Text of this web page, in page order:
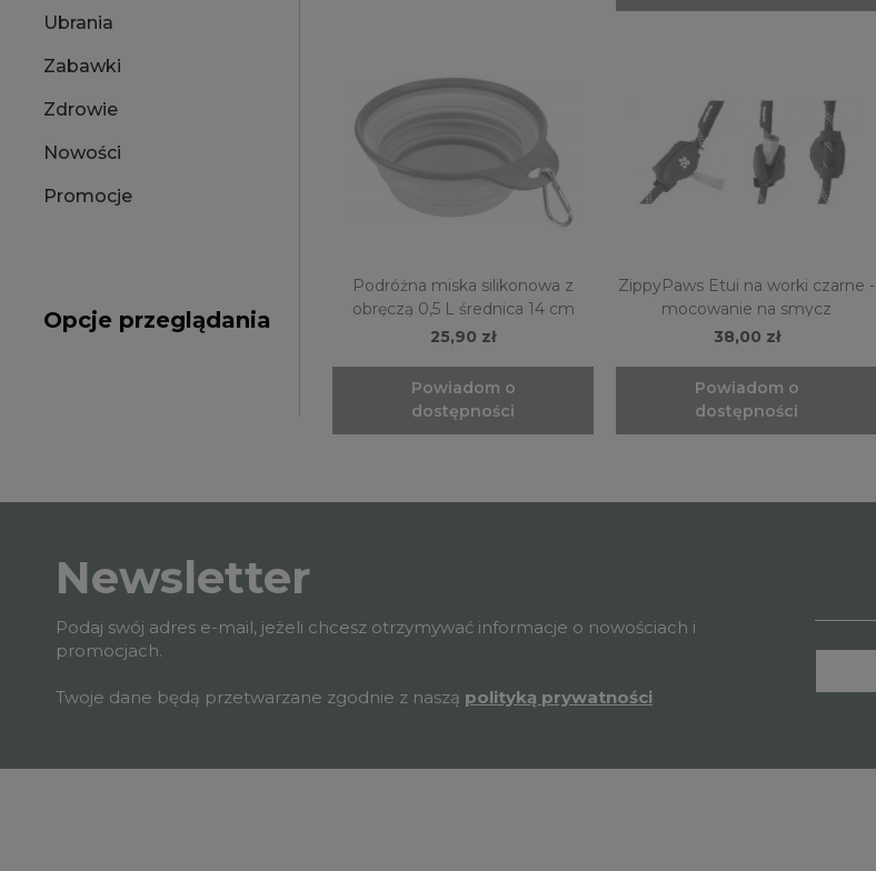
Ubrania
Zabawki
Zdrowie
Nowości
Promocje
Opcje przeglądania
Podróżna miska silikonowa z
obręczą 0,5 L średnica 14 cm
25,90 zł
Powiadom o
dostępności
ZippyPaws Etui na worki czarne -
mocowanie na smycz
38,00 zł
Powiadom o
dostępności
Newsletter
Podaj swój adres e-mail, jeżeli chcesz otrzymywać informacje o nowościach i
promocjach.
Twoje dane będą przetwarzane zgodnie z naszą polityką prywatności